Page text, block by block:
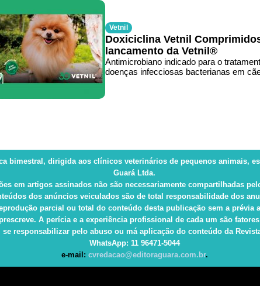
Vetnil
Doxiciclina Vetnil
lancamento da Vetnil®
Antimicrobiano indicado para o
doenças infecciosas bacterianas em
bimestral, dirigida aos clínicos veterinários de pequenos animais,
Guará Ltda.
em artigos assinados não são necessariamente compartilhadas
dos anúncios veiculados são de total responsabilidade dos
parcial ou total do conteúdo desta publicação sem a prévia
A perícia e a experiência profissional de cada um são
responsabilizar pelo abuso ou má aplicação do conteúdo da
WhatsApp: 11 96471-5044
e-mail: cvredacao@editoraguara.com.br.